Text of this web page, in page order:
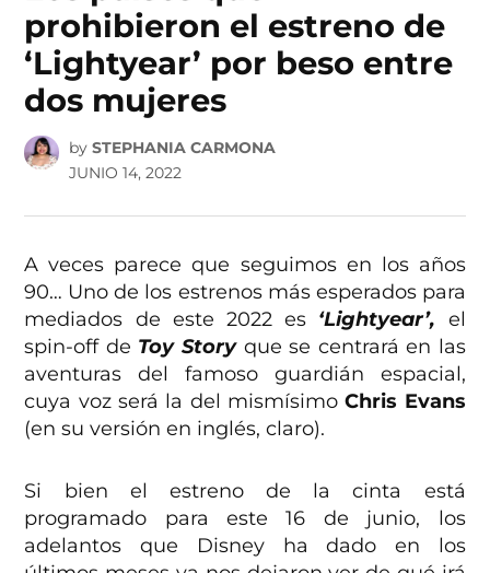
prohibieron el estreno de
‘Lightyear’ por beso entre
dos mujeres
by STEPHANIA CARMONA
JUNIO 14, 2022
A veces parece que seguimos en los años
90… Uno de los estrenos más esperados para
mediados de este 2022 es ‘Lightyear’, el
spin-off de Toy Story que se centrará en las
aventuras del famoso guardián espacial,
cuya voz será la del mismísimoChris Evans
(en su versión en inglés, claro).
Si bien el estreno de la cinta está
programado para este 16 de junio, los
adelantos que Disney ha dado en los